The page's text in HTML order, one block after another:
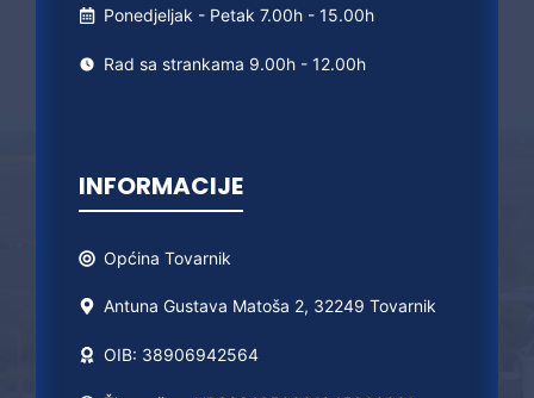
Ponedjeljak - Petak 7.00h - 15.00h
Rad sa strankama 9.00h - 12.00h
INFORMACIJE
Općina Tovarnik
Antuna Gustava Matoša 2, 32249 Tovarnik
OIB: 38906942564